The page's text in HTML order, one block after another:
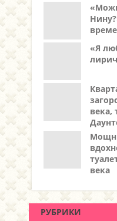
«Я
века,
века
РУБРИКИ